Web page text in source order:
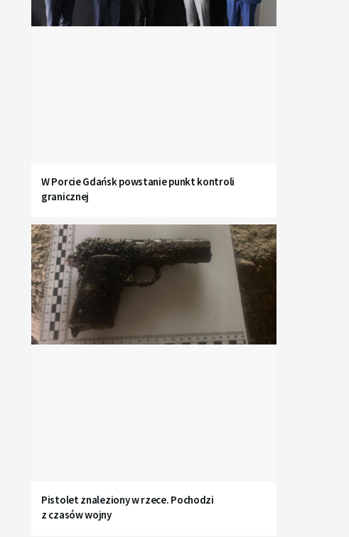
W Porcie Gdańsk powstanie punkt kontroli
granicznej
Pistolet znaleziony w rzece. Pochodzi
z czasów wojny